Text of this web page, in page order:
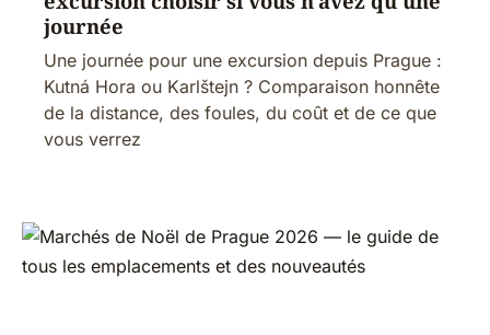
journée
Une journée pour une excursion depuis Prague :
Kutná Hora ou Karlštejn ? Comparaison honnête
de la distance, des foules, du coût et de ce que
vous verrez